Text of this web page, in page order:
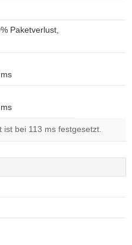
Paketverlust,
ist bei 113 ms festgesetzt.